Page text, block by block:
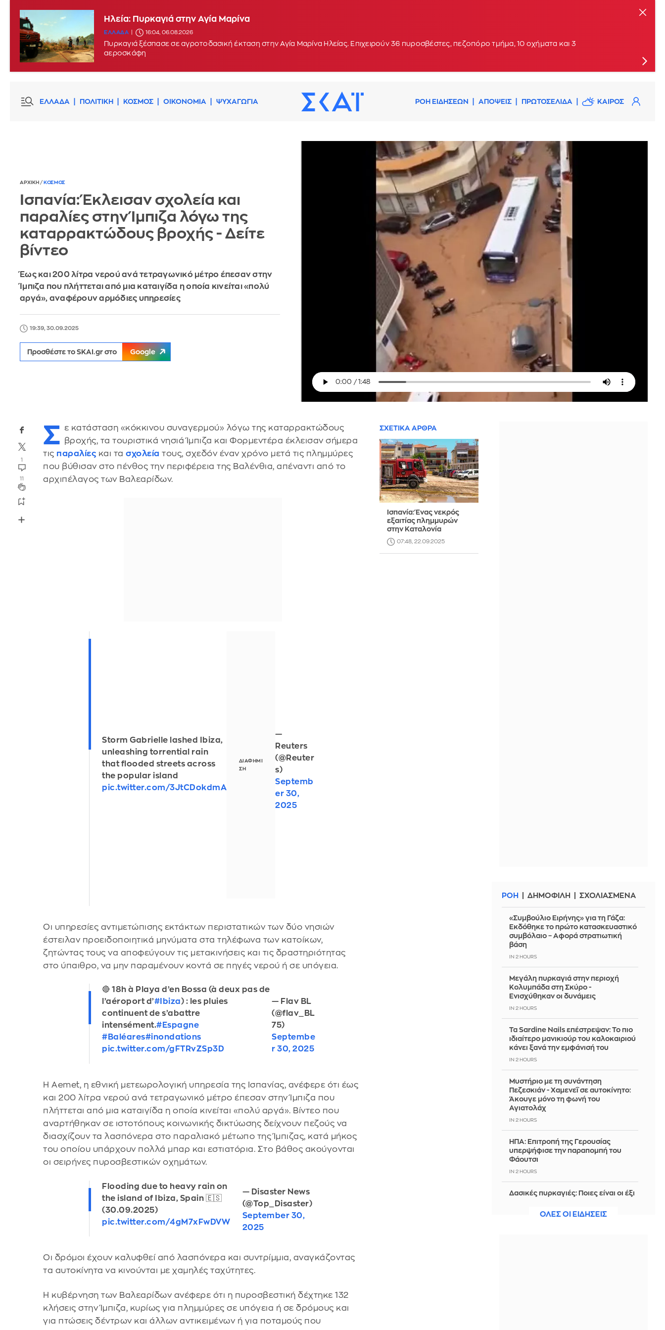
Μεγάλη πυρκαγιά στην περιοχή Κολυμπάδα στη Σκύρο - Ενισχύθηκαν οι δυνάμεις
Ηλεία: Πυρκαγιά στην Αγία Μαρίνα
ΕΛΛΑΔΑ 16:04, 06.08.2026
Πυρκαγιά ξέσπασε σε αγροτοδασική έκταση στην Αγία Μαρίνα Ηλείας. Επιχειρούν 36 πυροσβέστες, πεζοπόρο τμήμα, 10 οχήματα και 3
αεροσκάφη
ΕΛΛΑΔΑ ΠΟΛΙΤΙΚΗ ΚΟΣΜΟΣ ΟΙΚΟΝΟΜΙΑ ΨΥΧΑΓΩΓΙΑ ΡΟΗ ΕΙΔΗΣΕΩΝ ΑΠΟΨΕΙΣ ΠΡΩΤΟΣΕΛΙΔΑ ΚΑΙΡΟΣ
ΑΡΧΙΚΗ / ΚΟΣΜΟΣ
Ισπανία: Έκλεισαν σχολεία και
παραλίες στην Ίμπιζα λόγω της
καταρρακτώδους βροχής - Δείτε
βίντεο
Έως και 200 λίτρα νερού ανά τετραγωνικό μέτρο έπεσαν στην
Ίμπιζα που πλήττεται από μια καταιγίδα η οποία κινείται «πολύ
αργά», αναφέρουν αρμόδιες υπηρεσίες
19:39, 30.09.2025
Προσθέστε το SKAI.gr στο Google
1
11
Σ ε κατάσταση «κόκκινου συναγερμού» λόγω της καταρρακτώδους
βροχής, τα τουριστικά νησιά Ίμπιζα και Φορμεντέρα έκλεισαν σήμερα
τις παραλίες και τασχολεία τους, σχεδόν έναν χρόνο μετά τις πλημμύρες
που βύθισαν στο πένθος την περιφέρεια της Βαλένθια, απέναντι από το
αρχιπέλαγος των Βαλεαρίδων.
Storm Gabrielle lashed Ibiza,
unleashing torrential rain
that flooded streets across
the popular island
pic.twitter.com/3JtCDokdmA
—
Reuters
(@Reuter
s)
Septemb
er 30,
2025
Οι υπηρεσίες αντιμετώπισης εκτάκτων περιστατικών των δύο νησιών
έστειλαν προειδοποιητικά μηνύματα στα τηλέφωνα των κατοίκων,
ζητώντας τους να αποφεύγουν τις μετακινήσεις και τις δραστηριότητας
στο ύπαιθρο, να μην παραμένουν κοντά σε πηγές νερού ή σε υπόγεια.
🔴 18h à Playa d’en Bossa (à deux pas de
l’aéroport d’#Ibiza) : les pluies
continuent de s’abattre
intensément.#Espagne
#Baléares#inondations
pic.twitter.com/gFTRvZSp3D
— Flav BL
(@flav_BL
75)
Septembe
r 30, 2025
Η Aemet, η εθνική μετεωρολογική υπηρεσία της Ισπανίας, ανέφερε ότι έως
και 200 λίτρα νερού ανά τετραγωνικό μέτρο έπεσαν στην Ίμπιζα που
πλήττεται από μια καταιγίδα η οποία κινείται «πολύ αργά». Βίντεο που
αναρτήθηκαν σε ιστοτόπους κοινωνικής δικτύωσης δείχνουν πεζούς να
διασχίζουν τα λασπόνερα στο παραλιακό μέτωπο της Ίμπιζας, κατά μήκος
του οποίου υπάρχουν πολλά μπαρ και εστιατόρια. Στο βάθος ακούγονται
οι σειρήνες πυροσβεστικών οχημάτων.
Flooding due to heavy rain on
the island of Ibiza, Spain 🇪🇸
(30.09.2025)
pic.twitter.com/4gM7xFwDVW
— Disaster News
(@Top_Disaster)
September 30,
2025
Οι δρόμοι έχουν καλυφθεί από λασπόνερα και συντρίμμια, αναγκάζοντας
τα αυτοκίνητα να κινούνται με χαμηλές ταχύτητες.
Η κυβέρνηση των Βαλεαρίδων ανέφερε ότι η πυροσβεστική δέχτηκε 132
κλήσεις στην Ίμπιζα, κυρίως για πλημμύρες σε υπόγεια ή σε δρόμους και
για πτώσεις δέντρων και άλλων αντικειμένων ή για ποταμούς που
ΣΧΕΤΙΚΑ ΑΡΘΡΑ
Ισπανία: Ένας νεκρός
εξαιτίας πλημμυρών
στην Καταλονία
07:48, 22.09.2025
ΡΟΗ ΔΗΜΟΦΙΛΗ ΣΧΟΛΙΑΣΜΕΝΑ
«Συμβούλιο Ειρήνης» για τη Γάζα:
Εκδόθηκε το πρώτο κατασκευαστικό
συμβόλαιο – Αφορά στρατιωτική
βάση
IN 2 HOURS
Μεγάλη πυρκαγιά στην περιοχή
Κολυμπάδα στη Σκύρο -
Ενισχύθηκαν οι δυνάμεις
IN 2 HOURS
Τα Sardine Nails επέστρεψαν: Το πιο
ιδιαίτερο μανικιούρ του καλοκαιριού
κάνει ξανά την εμφάνισή του
IN 2 HOURS
Μυστήριο με τη συνάντηση
Πεζεσκιάν - Χαμενεΐ σε αυτοκίνητο:
Άκουγε μόνο τη φωνή του
Αγιατολάχ
IN 2 HOURS
ΗΠΑ: Επιτροπή της Γερουσίας
υπερψήφισε την παραπομπή του
Φάουτσι
IN 2 HOURS
Δασικές πυρκαγιές: Ποιες είναι οι έξι
έτους - Δείτε τον πίνακα
ΟΛΕΣ ΟΙ ΕΙΔΗΣΕΙΣ